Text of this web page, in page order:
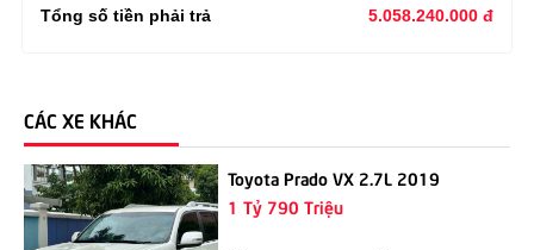
Tổng số tiền phải trả 5.058.240.000 đ
CÁC XE KHÁC
Toyota Prado VX 2.7L 2019
1 Tỷ 790 Triệu